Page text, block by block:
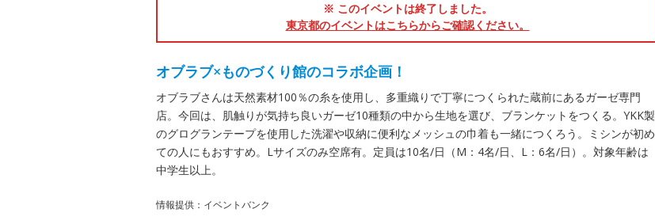
※ このイベントは終了しました。
東京都のイベントはこちらからご確認ください。
オブラブ×ものづくり館のコラボ企画！
オブラブさんは天然素材100％の糸を使用し、多重織りで丁寧につくられた蔵前にあるガーゼ専門
店。今回は、肌触りが気持ち良いガーゼ10種類の中から生地を選び、ブランケットをつくる。YKK製
のグログランテープを使用した洗濯や収納に便利なメッシュの巾着も一緒につくろう。ミシンが初め
ての人にもおすすめ。Lサイズのみ空席有。定員は10名/日（M：4名/日、L：6名/日）。対象年齢は
中学生以上。
情報提供：イベントバンク